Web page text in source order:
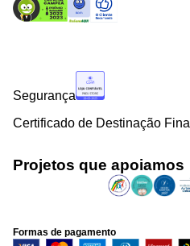
Segurança
Certificado de Destinação Final
Projetos que apoiamos
Formas de pagamento